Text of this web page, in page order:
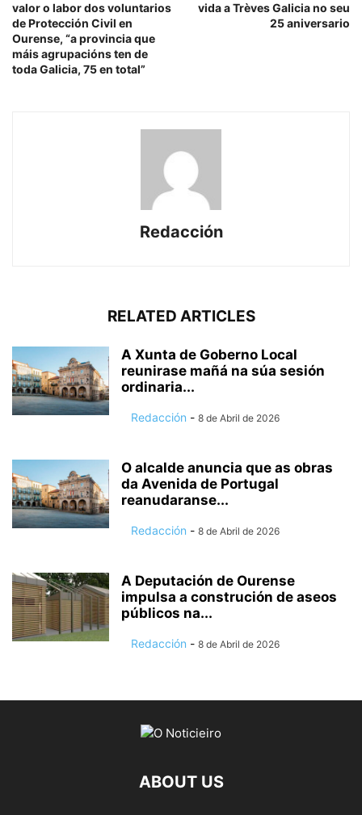
valor o labor dos voluntarios
de Protección Civil en
Ourense, “a provincia que
máis agrupacións ten de
toda Galicia, 75 en total”
vida a Trèves Galicia no seu
25 aniversario
Redacción
RELATED ARTICLES
A Xunta de Goberno Local
reunirase mañá na súa sesión
ordinaria...
Redacción - 8 de Abril de 2026
O alcalde anuncia que as obras
da Avenida de Portugal
reanudaranse...
Redacción - 8 de Abril de 2026
A Deputación de Ourense
impulsa a construción de aseos
públicos na...
Redacción - 8 de Abril de 2026
ABOUT US